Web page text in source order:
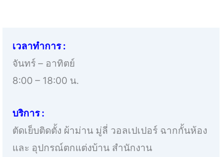
เวลาทำการ :
จันทร์ – อาทิตย์
8:00 – 18:00 น.
บริการ :
ตัดเย็บติดตั้ง ผ้าม่าน มู่ลี่ วอลเปเปอร์ ฉากกั้นห้อง
และ อุปกรณ์ตกแต่งบ้าน สำนักงาน